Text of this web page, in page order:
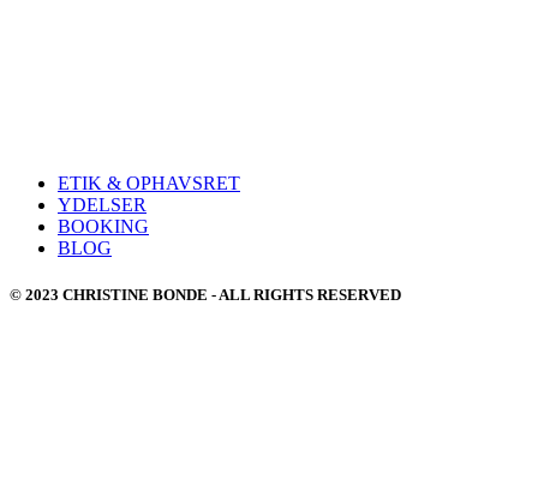
ETIK & OPHAVSRET
YDELSER
BOOKING
BLOG
© 2023 CHRISTINE BONDE - ALL RIGHTS RESERVED